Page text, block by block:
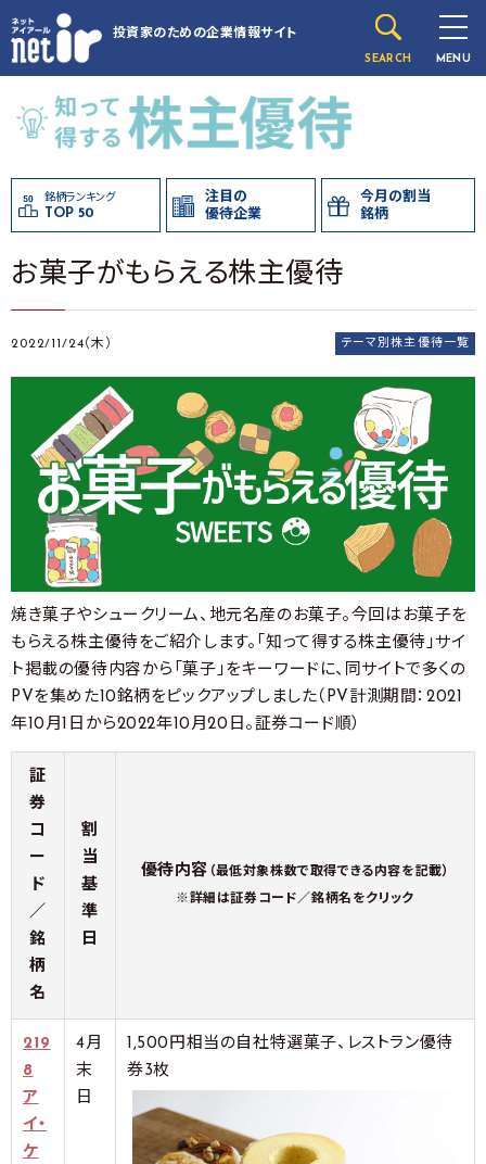
投資家のための企業情報サイト
SEARCH MENU
銘柄ランキング
TOP 50
注目の
優待企業
今月の割当
銘柄
お菓子がもらえる株主優待
2022/11/24（木） テーマ別株主優待一覧
焼き菓子やシュークリーム、地元名産のお菓子。今回はお菓子を
もらえる株主優待をご紹介します。「知って得する株主優待」サイ
ト掲載の優待内容から「菓子」をキーワードに、同サイトで多くの
PVを集めた10銘柄をピックアップしました（PV計測期間：2021
年10月1日から2022年10月20日。証券コード順）
証
券
コ
ー
ド
／
銘
柄
名
割
当
基
準
日
優待内容 （最低対象株数で取得できる内容を記載）
※詳細は証券コード／銘柄名をクリック
219
8
ア
イ・
ケ
4月
末
日
1,500円相当の自社特選菓子、レストラン優待
券3枚